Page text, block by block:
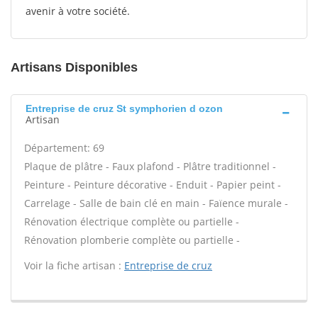
avenir à votre société.
Artisans Disponibles
Entreprise de cruz St symphorien d ozon
Artisan
Département: 69
Plaque de plâtre - Faux plafond - Plâtre traditionnel -
Peinture - Peinture décorative - Enduit - Papier peint -
Carrelage - Salle de bain clé en main - Faïence murale -
Rénovation électrique complète ou partielle -
Rénovation plomberie complète ou partielle -
Voir la fiche artisan : Entreprise de cruz